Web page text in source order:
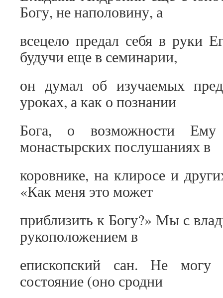
Богу, не наполовину, а
всецело предал себя в руки
будучи еще в семинарии,
он думал об изучаемых
уроках, а как о познании
Бога, о возможности
монастырских послушаниях в
коровнике, на клиросе и
«Как меня это может
приблизить к Богу?» Мы с
рукоположением в
епископский сан. Не могу
состояние (оно сродни